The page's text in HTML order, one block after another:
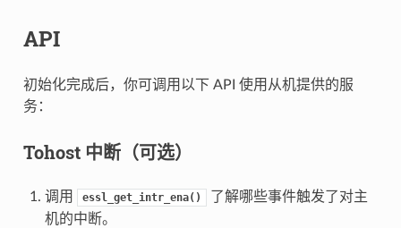
API
初始化完成后，你可调用以下 API 使用从机提供的服
务：
Tohost 中断（可选）
调用 essl_get_intr_ena()
了解哪些事件触发了对主
机的中断。